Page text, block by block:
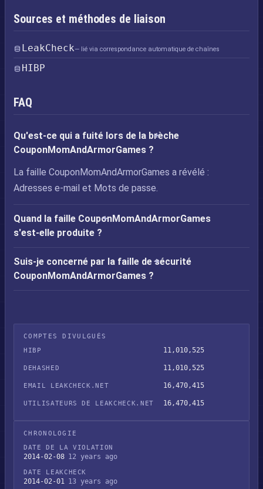
Sources et méthodes de liaison
LeakCheck— lié via correspondance automatique de chaînes
HIBP
FAQ
Qu'est-ce qui a fuité lors de la brèche
CouponMomAndArmorGames ?
La faille CouponMomAndArmorGames a révélé :
Adresses e-mail et Mots de passe.
Quand la faille CouponMomAndArmorGames
s'est-elle produite ?
Suis-je concerné par la faille de sécurité
CouponMomAndArmorGames ?
COMPTES DIVULGUÉS
HIBP
11,010,525
DEHASHED 11,010,525
EMAIL LEAKCHECK.NET 16,470,415
UTILISATEURS DE LEAKCHECK.NET 16,470,415
CHRONOLOGIE
DATE DE LA VIOLATION
2014-02-08 12 years ago
DATE LEAKCHECK
2014-02-01 13 years ago